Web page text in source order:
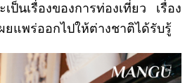
ป็นเรื่องของการท่องเที่ยว เรื่อง
ยแพร่ออกไปให้ต่างชาติได้รับรู้